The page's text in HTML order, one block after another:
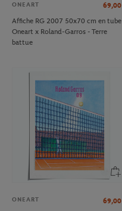
ONEART 69,00
Affiche RG 2007 50x70 cm en tube
Oneart x Roland-Garros - Terre
battue
ONEART 69,00